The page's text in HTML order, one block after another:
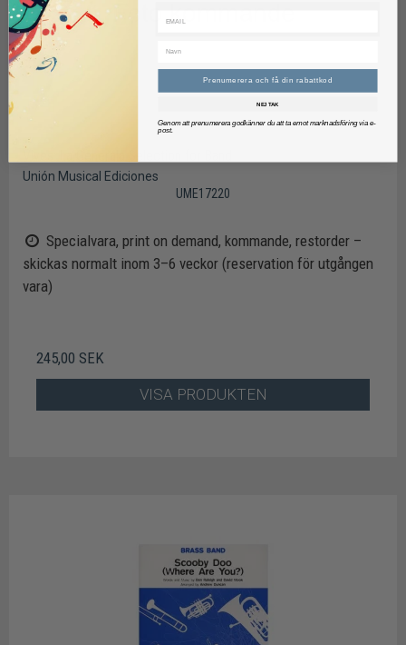
Unión Musical Ediciones
UME17220
Specialvara, print on demand, kommande, restorder –
skickas normalt inom 3–6 veckor (reservation för utgången
vara)
245,00 SEK
VISA PRODUKTEN
Prenumerera och få din rabattkod
NEJ TAK
Genom att prenumerera godkänner du att ta emot marknadsföring via e-
post.